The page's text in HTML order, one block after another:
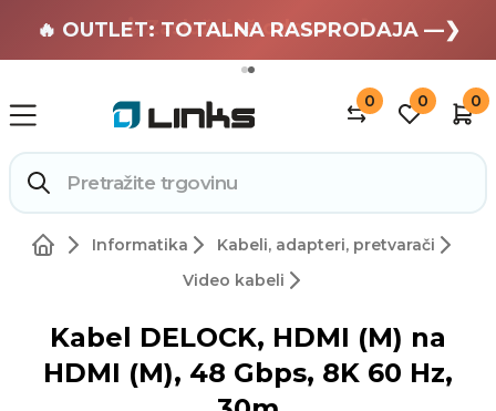
🏄 Zaslužuješ odmor —❯
🔥 OUTLET: TOTALNA RASPRODAJA —❯
0 0 0
Informatika
Kabeli, adapteri, pretvarači
Video kabeli
Kabel DELOCK, HDMI (M) na
HDMI (M), 48 Gbps, 8K 60 Hz,